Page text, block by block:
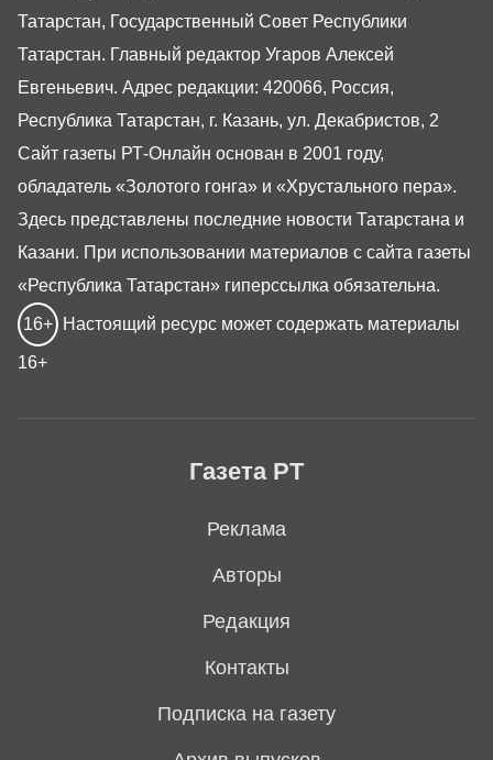
Газета РТ
Реклама
Авторы
Редакция
Контакты
Подписка на газету
Татарстан, Государственный Совет Республики
Татарстан. Главный редактор Угаров Алексей
Евгеньевич. Адрес редакции: 420066, Россия,
Республика Татарстан, г. Казань, ул. Декабристов, 2
Сайт газеты РТ-Онлайн основан в 2001 году,
обладатель «Золотого гонга» и «Хрустального пера».
Здесь представлены последние новости Татарстана и
Казани. При использовании материалов с сайта газеты
«Республика Татарстан» гиперссылка обязательна.
16+ Настоящий ресурс может содержать материалы
16+